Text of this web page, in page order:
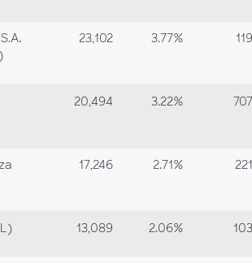
23,102 3.77% 119
20,494 3.22% 707
17,246 2.71% 221
13,089 2.06% 103